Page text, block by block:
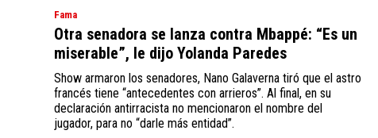
Fama
Otra senadora se lanza contra Mbappé: “Es un
miserable”, le dijo Yolanda Paredes
Show armaron los senadores, Nano Galaverna tiró que el astro
francés tiene “antecedentes con arrieros”. Al final, en su
declaración antirracista no mencionaron el nombre del
jugador, para no “darle más entidad”.